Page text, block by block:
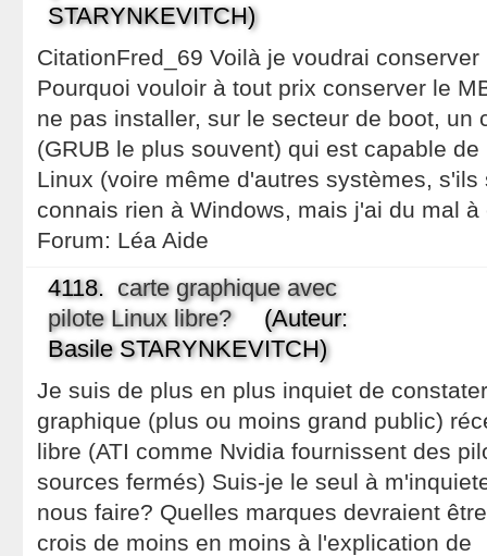
STARYNKEVITCH)
CitationFred_69 Voilà je voudrai
Pourquoi vouloir à tout prix conserver le
ne pas installer, sur le secteur de boot, un
(GRUB le plus souvent) qui est capable
Linux (voire même d'autres systèmes,
connais rien à Windows, mais j'ai du mal à
Forum: Léa Aide
4118. carte graphique avec
pilote Linux libre?(Auteur:
Basile STARYNKEVITCH)
Je suis de plus en plus inquiet de
graphique (plus ou moins grand public)
libre (ATI comme Nvidia fournissent des
sources fermés) Suis-je le seul à
nous faire? Quelles marques devraient
crois de moins en moins à l'explication de